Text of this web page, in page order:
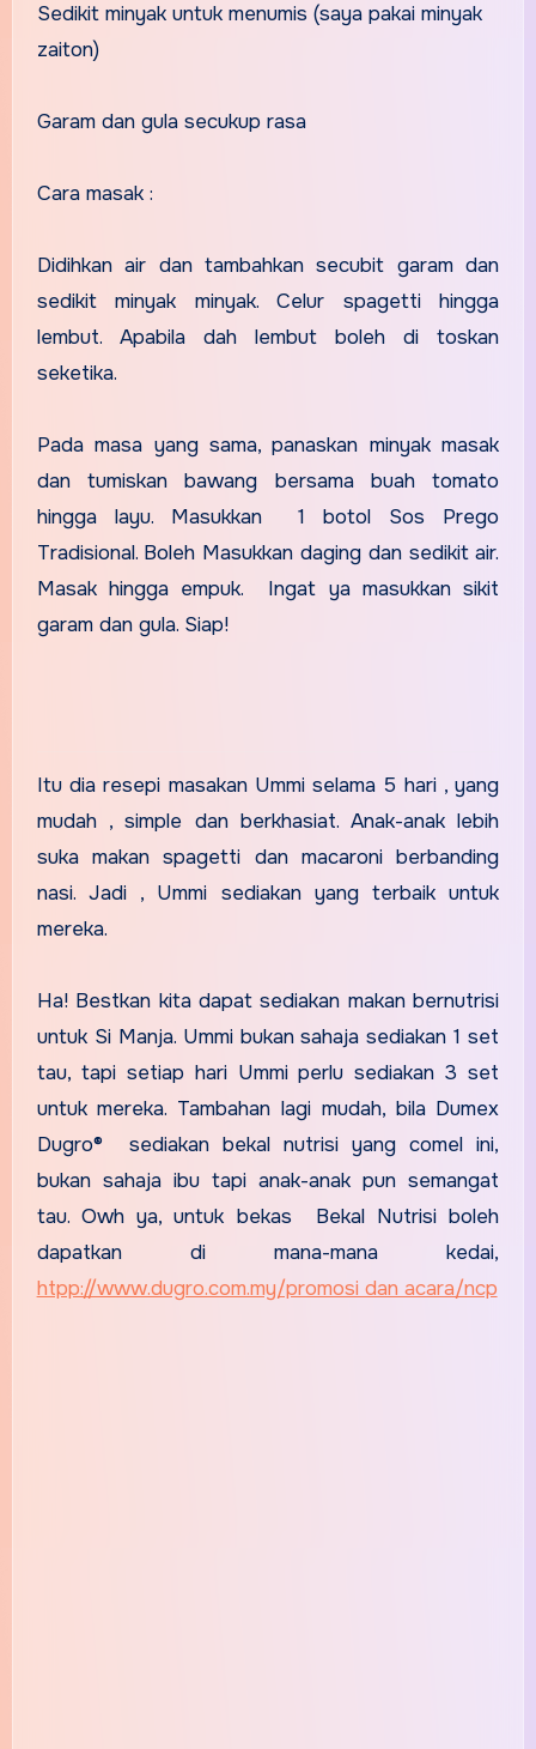
Sedikit minyak untuk menumis (saya pakai minyak
zaiton)
Garam dan gula secukup rasa
Cara masak :
Didihkan air dan tambahkan secubit garam dan
sedikit minyak minyak. Celur spagetti hingga
lembut. Apabila dah lembut boleh di toskan
seketika.
Pada masa yang sama, panaskan minyak masak
dan tumiskan bawang bersama buah tomato
hingga layu. Masukkan 1 botol Sos Prego
Tradisional. Boleh Masukkan daging dan sedikit air.
Masak hingga empuk. Ingat ya masukkan sikit
garam dan gula. Siap!
Itu dia resepi masakan Ummi selama 5 hari , yang
mudah , simple dan berkhasiat. Anak-anak lebih
suka makan spagetti dan macaroni berbanding
nasi. Jadi , Ummi sediakan yang terbaik untuk
mereka.
Ha! Bestkan kita dapat sediakan makan bernutrisi
untuk Si Manja. Ummi bukan sahaja sediakan 1 set
tau, tapi setiap hari Ummi perlu sediakan 3 set
untuk mereka. Tambahan lagi mudah, bila Dumex
Dugro® sediakan bekal nutrisi yang comel ini,
bukan sahaja ibu tapi anak-anak pun semangat
tau. Owh ya, untuk bekas Bekal Nutrisi boleh
dapatkan di mana-mana kedai,
htpp://www.dugro.com.my/promosi dan acara/ncp